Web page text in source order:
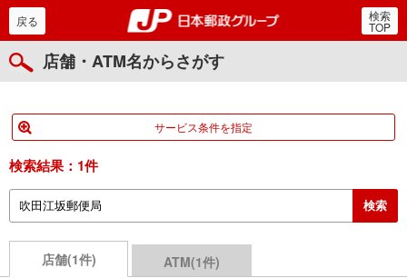
郵便局・日本郵政グルー
戻る 検索
TOP
店舗・ATM名からさがす
サービス条件を指定
検索結果： 1件
店舗(1件) ATM(1件)